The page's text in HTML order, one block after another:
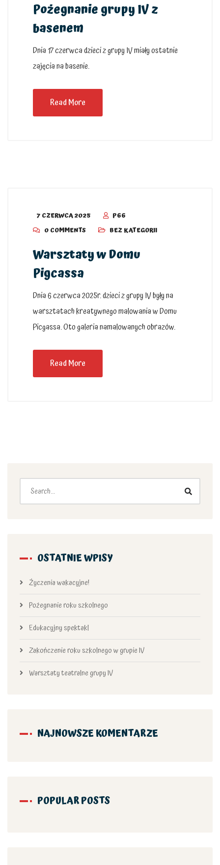
Pożegnanie grupy IV z
basenem
Dnia 17 czerwca dzieci z grupy IV miały ostatnie
zajęcia na basenie.
Read More
7 CZERWCA 2025
P66
0 COMMENTS
BEZ KATEGORII
Warsztaty w Domu
Pigcassa
Dnia 6 czerwca 2025r. dzieci z grupy IV były na
warsztatach kreatywnego malowania w Domu
Picgassa. Oto galeria namalowanych obrazów.
Read More
OSTATNIE WPISY
Życzenia wakacyjne!
Pożegnanie roku szkolnego
Edukacyjny spektakl
Zakończenie roku szkolnego w grupie IV
Warsztaty teatralne grupy IV
NAJNOWSZE KOMENTARZE
POPULAR POSTS